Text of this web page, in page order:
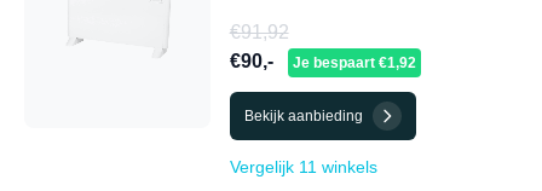
€91,92
€90,-
Je bespaart €1,92
Bekijk aanbieding
Vergelijk 11 winkels